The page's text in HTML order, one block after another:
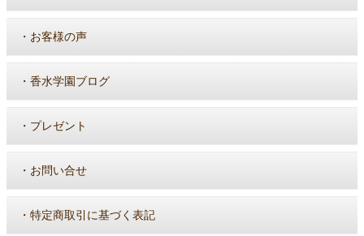
・ お客様の声
・ 香水学園ブログ
・ プレゼント
・ お問い合せ
・ 特定商取引に基づく表記